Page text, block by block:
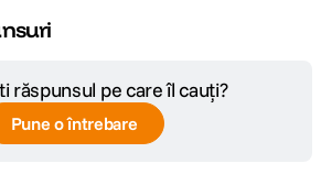
la 10 fps pentru pana la 44 de cadre
/ 1000 de cadre (JPEG)
Extra fine L: 88 de cadre 6, JPEG Fin
1000 de cadre, JPEG Standard L:
1000 de cadre, RAW: 44 de cadre,
răspunsul pe care îl cauți?
Pune o întrebare